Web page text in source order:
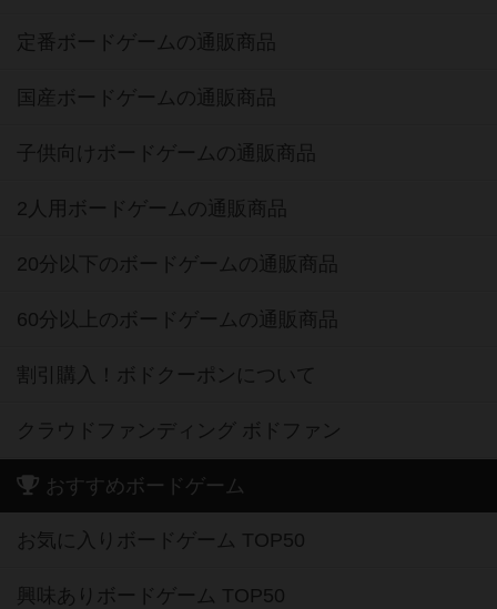
定番ボードゲームの通販商品
国産ボードゲームの通販商品
子供向けボードゲームの通販商品
2人用ボードゲームの通販商品
20分以下のボードゲームの通販商品
60分以上のボードゲームの通販商品
割引購入！ボドクーポンについて
クラウドファンディング ボドファン
おすすめボードゲーム
お気に入りボードゲーム TOP50
興味ありボードゲーム TOP50